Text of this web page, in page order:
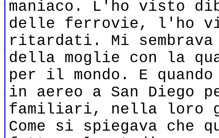
maniaco. L'ho visto
delle ferrovie, l'ho
ritardati. Mi sembrava
della moglie con la
per il mondo. E
in aereo a San Diego
familiari, nella loro
Come si spiegava che